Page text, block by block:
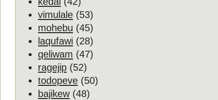
vimulale (53)
mohebu (45)
laqufawi (28)
qeliwam (47)
ragejip (52)
todopeve (50)
bajikew(48)